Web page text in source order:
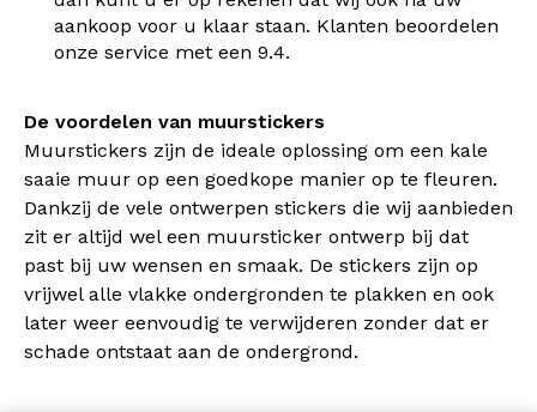
aankoop voor u klaar staan. Klanten beoordelen
onze service met een 9.4.
De voordelen van muurstickers
Muurstickers zijn de ideale oplossing om een kale
saaie muur op een goedkope manier op te fleuren.
Dankzij de vele ontwerpen stickers die wij aanbieden
zit er altijd wel een muursticker ontwerp bij dat
past bij uw wensen en smaak. De stickers zijn op
vrijwel alle vlakke ondergronden te plakken en ook
later weer eenvoudig te verwijderen zonder dat er
schade ontstaat aan de ondergrond.